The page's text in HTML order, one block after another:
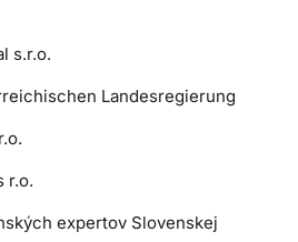
s.r.o.
Landesregierung
r.o.
expertov Slovenskej